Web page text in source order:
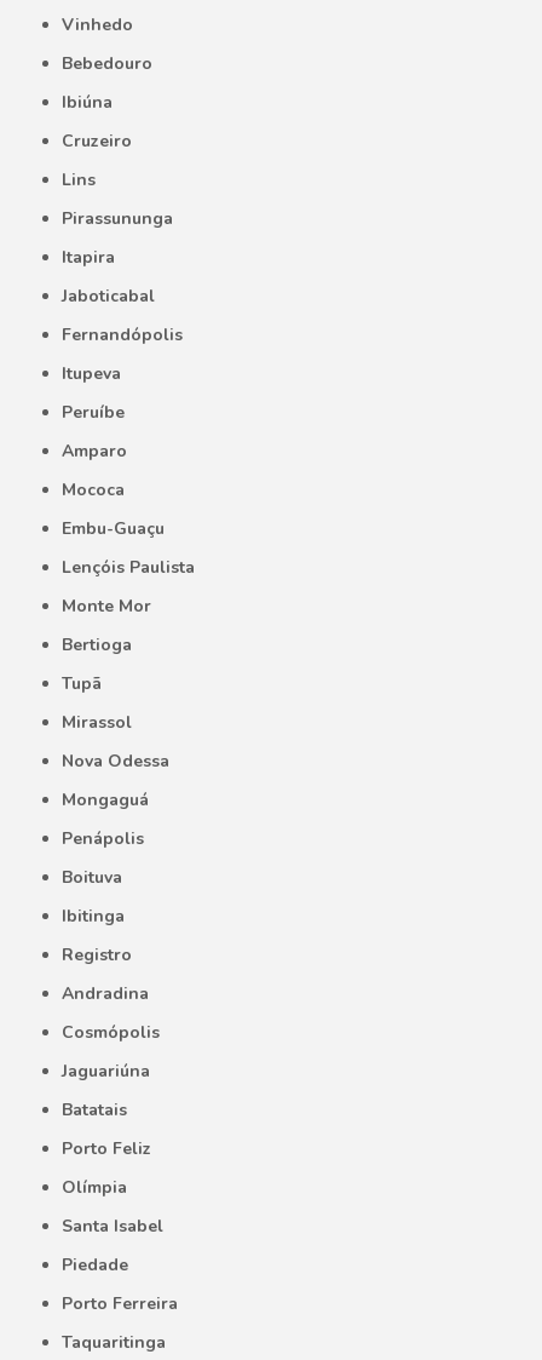
Vinhedo
Bebedouro
Ibiúna
Cruzeiro
Lins
Pirassununga
Itapira
Jaboticabal
Fernandópolis
Itupeva
Peruíbe
Amparo
Mococa
Embu-Guaçu
Lençóis Paulista
Monte Mor
Bertioga
Tupã
Mirassol
Nova Odessa
Mongaguá
Penápolis
Boituva
Ibitinga
Registro
Andradina
Cosmópolis
Jaguariúna
Batatais
Porto Feliz
Olímpia
Santa Isabel
Piedade
Porto Ferreira
Taquaritinga